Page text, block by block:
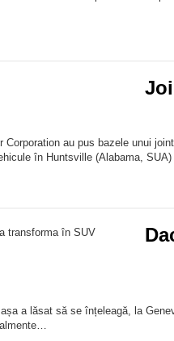
Corporation au pus bazele unui
în Huntsville (Alabama,
a lăsat să se înțeleagă, la